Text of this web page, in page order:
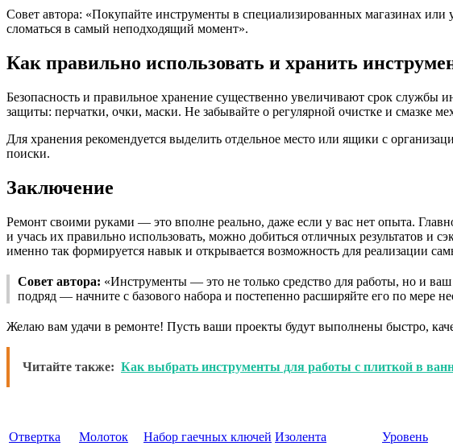
Совет автора: «Покупайте инструменты в специализированных магазинах или
сломаться в самый неподходящий момент».
Как правильно использовать и хранить
Безопасность и правильное хранение существенно увеличивают срок службы
защиты: перчатки, очки, маски. Не забывайте о регулярной очистке и смазке
Для хранения рекомендуется выделить отдельное место или ящики с
поиски.
Заключение
Ремонт своими руками — это вполне реально, даже если у вас нет опыта.
и учась их правильно использовать, можно добиться отличных результатов и
именно так формируется навык и открывается возможность для реализации
Совет автора: «Инструменты — это не только средство для работы, но и
подряд — начните с базового набора и постепенно расширяйте его по мере
Желаю вам удачи в ремонте! Пусть ваши проекты будут выполнены быстро,
Читайте также: Как выбрать инструменты для работы с плиткой в
Отвертка Молоток Набор гаечных ключей Изолента
Уровень